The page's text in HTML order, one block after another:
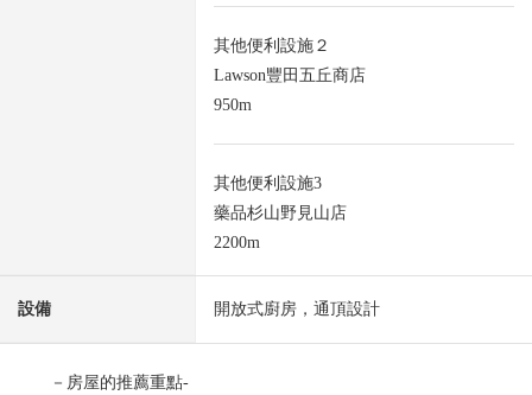
其他便利設施２
Lawson豐田五丘商店
950m
其他便利設施3
藥品杉山野見山店
2200m
設備 開放式廚房，通頂設計
－房屋的推薦重點-